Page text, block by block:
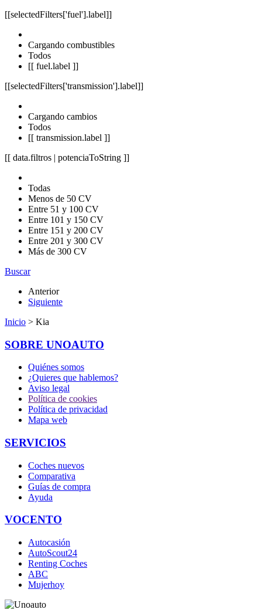
[[selectedFilters['fuel'].label]]
Cargando combustibles
Todos
[[ fuel.label ]]
[[selectedFilters['transmission'].label]]
Cargando cambios
Todos
[[ transmission.label ]]
[[ data.filtros | potenciaToString ]]
Todas
Menos de 50 CV
Entre 51 y 100 CV
Entre 101 y 150 CV
Entre 151 y 200 CV
Entre 201 y 300 CV
Más de 300 CV
Buscar
Anterior
Siguiente
Inicio > Kia
SOBRE UNOAUTO
Quiénes somos
¿Quieres que hablemos?
Aviso legal
Política de cookies
Política de privacidad
Mapa web
SERVICIOS
Coches nuevos
Comparativa
Guías de compra
Ayuda
VOCENTO
Autocasión
AutoScout24
Renting Coches
ABC
Mujerhoy